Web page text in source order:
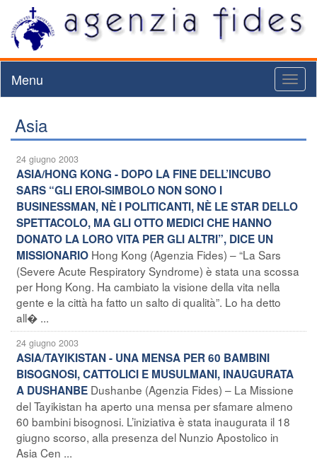
Menu
Asia
24 giugno 2003
ASIA/HONG KONG - DOPO LA FINE DELL’INCUBO
SARS “GLI EROI-SIMBOLO NON SONO I
BUSINESSMAN, NÈ I POLITICANTI, NÈ LE STAR DELLO
SPETTACOLO, MA GLI OTTO MEDICI CHE HANNO
DONATO LA LORO VITA PER GLI ALTRI”, DICE UN
MISSIONARIO Hong Kong (Agenzia Fides) – “La Sars
(Severe Acute Respiratory Syndrome) è stata una scossa
per Hong Kong. Ha cambiato la visione della vita nella
gente e la città ha fatto un salto di qualità”. Lo ha detto
all� ...
24 giugno 2003
ASIA/TAYIKISTAN - UNA MENSA PER 60 BAMBINI
BISOGNOSI, CATTOLICI E MUSULMANI, INAUGURATA
A DUSHANBE Dushanbe (Agenzia Fides) – La Missione
del Tayikistan ha aperto una mensa per sfamare almeno
60 bambini bisognosi. L’iniziativa è stata inaugurata il 18
giugno scorso, alla presenza del Nunzio Apostolico in
Asia Cen ...